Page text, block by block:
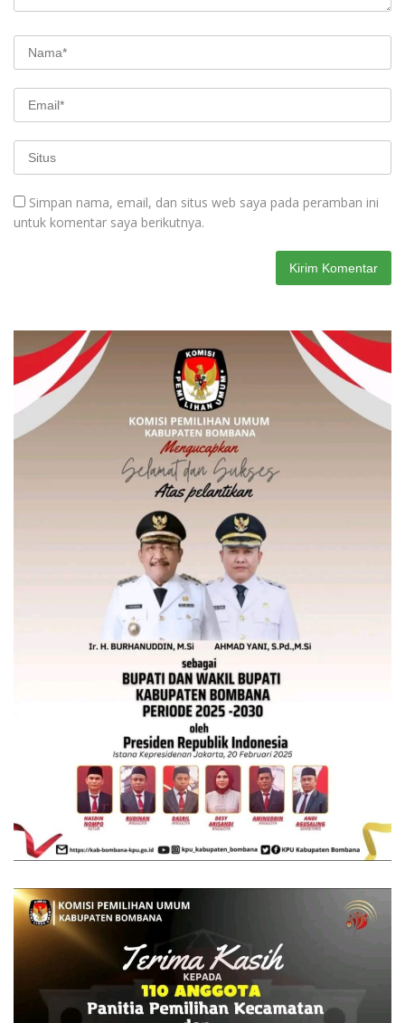
Simpan nama, email, dan situs web saya pada peramban ini
untuk komentar saya berikutnya.